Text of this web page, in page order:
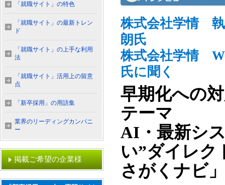
株式会社学情 執
朗氏
株式会社学情
氏に聞く
早期化への
テーマ
AI・最新シ
い”ダイレク
さがくナビ」
「就職サイト」の特色
「就職サイト」の最新トレン
ド
「就職サイト」の上手な利用
法
「就職サイト」活用上の留意
点
「新卒採用」の用語集
業界のリーディングカンパニ
ー
掲載ご希望の企業様